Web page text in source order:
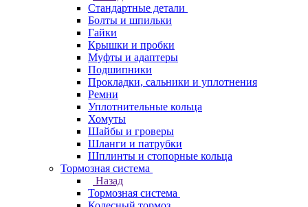
Стандартные детали
Болты и шпильки
Гайки
Крышки и пробки
Муфты и адаптеры
Подшипники
Прокладки, сальники и уплотнения
Ремни
Уплотнительные кольца
Хомуты
Шайбы и гроверы
Шланги и патрубки
Шплинты и стопорные кольца
Тормозная система
Назад
Тормозная система